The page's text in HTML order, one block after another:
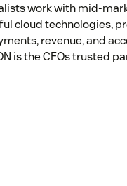
work with mid-
cloud technologies,
revenue, and
is the CFOs trusted